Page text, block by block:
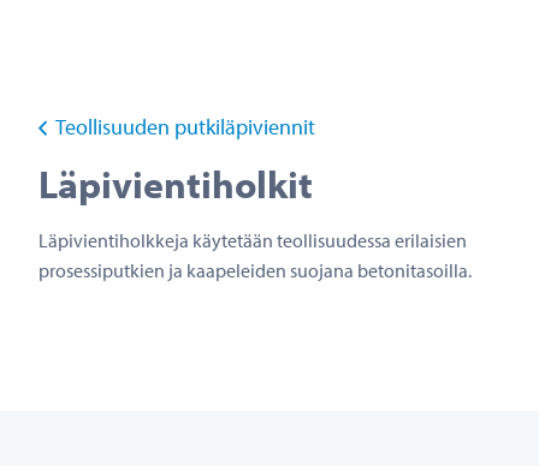
Teollisuuden putkiläpiviennit
Läpivientiholkit
Läpivientiholkkeja käytetään teollisuudessa erilaisien
prosessiputkien ja kaapeleiden suojana betonitasoilla.